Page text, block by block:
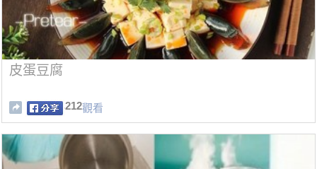
皮蛋豆腐
212觀看